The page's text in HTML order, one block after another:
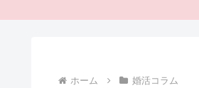
ホーム 婚活コラム